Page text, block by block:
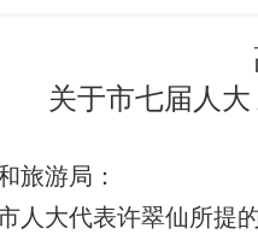
关于市七届 人大
旅游局：
大代表许翠仙所提的